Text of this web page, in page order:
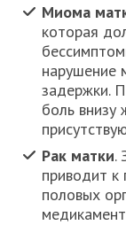
Миома
которая
нарушение
задержки.
боль внизу
Рак матки.
приводит
половых